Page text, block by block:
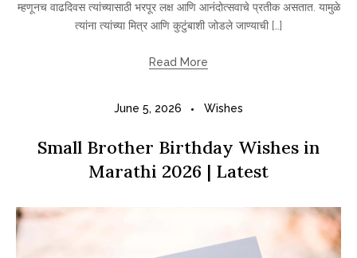
म्हणूनच वाढदिवस त्यांच्यासाठी भरपूर लक्ष आणि आनंदोत्सवाचे प्रतीक असतात. यामुळे
त्यांना त्यांच्या मित्र आणि कुटुंबाशी जोडले जाण्याची […]
Read More
June 5, 2026 Wishes
Small Brother Birthday Wishes in
Marathi 2026 | Latest